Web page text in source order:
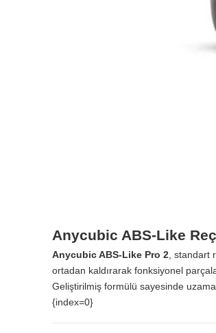
Anycubic ABS-Like
Anycubic ABS-Like Pro 2 ,
ortadan kaldırarak fonksiyonel
Geliştirilmiş formülü sayesinde
{index=0}